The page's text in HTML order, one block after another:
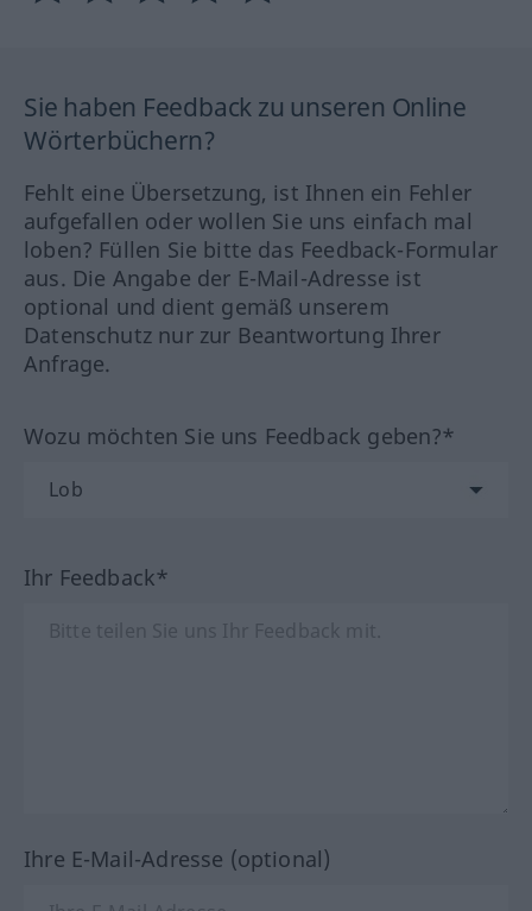
Sie haben Feedback zu unseren Online
Wörterbüchern?
Fehlt eine Übersetzung, ist Ihnen ein Fehler
aufgefallen oder wollen Sie uns einfach mal
loben? Füllen Sie bitte das Feedback-Formular
aus. Die Angabe der E-Mail-Adresse ist
optional und dient gemäß unserem
Datenschutz nur zur Beantwortung Ihrer
Anfrage.
Wozu möchten Sie uns Feedback geben?*
Ihr Feedback*
Ihre E-Mail-Adresse (optional)